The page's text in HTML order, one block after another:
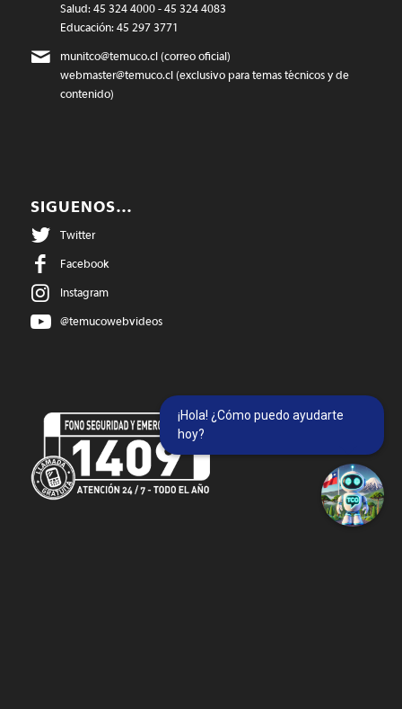
Salud: 45 324 4000 - 45 324 4083
Educación: 45 297 3771
munitco@temuco.cl(correo oficial)
webmaster@temuco.cl(exclusivo para temas técnicos y de
contenido)
SIGUENOS…
Twitter
Facebook
Instagram
@temucowebvideos
¡Hola! ¿Cómo puedo ayudarte
hoy?